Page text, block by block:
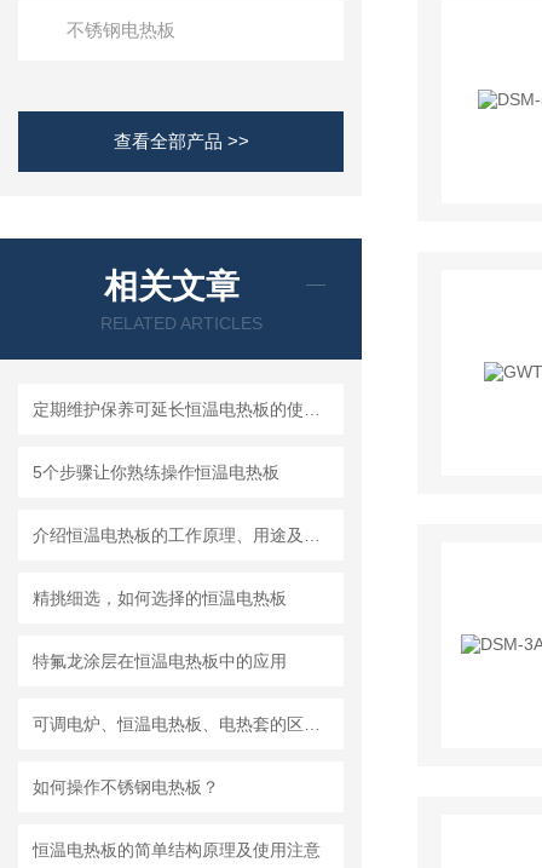
不锈钢电热板
查看全部产品 >>
相关文章
RELATED ARTICLES
5个步骤让你熟练操作恒温电热板
精挑细选，如何选择的恒温电热板
特氟龙涂层在恒温电热板中的应用
如何操作不锈钢电热板？
恒温电热板的简单结构原理及使用注意